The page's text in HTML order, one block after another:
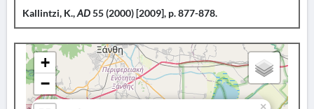
Kallintzi, K.,AD55 (2000) [2009], p. 877-878.
×
+
−